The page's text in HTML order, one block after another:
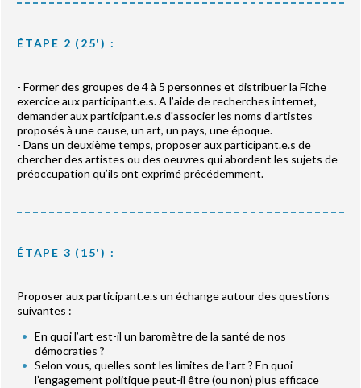
ÉTAPE 2 (25') :
- Former des groupes de 4 à 5 personnes et distribuer la Fiche
exercice aux participant.e.s. A l’aide de recherches internet,
demander aux participant.e.s d'associer les noms d’artistes
proposés à une cause, un art, un pays, une époque.
- Dans un deuxième temps, proposer aux participant.e.s de
chercher des artistes ou des oeuvres qui abordent les sujets de
préoccupation qu’ils ont exprimé précédemment.
ÉTAPE 3 (15') :
Proposer aux participant.e.s un échange autour des questions
suivantes :
En quoi l’art est-il un baromètre de la santé de nos
démocraties ?
Selon vous, quelles sont les limites de l’art ? En quoi
l’engagement politique peut-il être (ou non) plus efficace